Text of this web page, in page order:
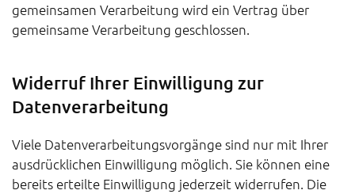
gemeinsamen Verarbeitung wird ein Vertrag über
gemeinsame Verarbeitung geschlossen.
Widerruf Ihrer Einwilligung zur
Datenverarbeitung
Viele Datenverarbeitungsvorgänge sind nur mit Ihrer
ausdrücklichen Einwilligung möglich. Sie können eine
bereits erteilte Einwilligung jederzeit widerrufen. Die